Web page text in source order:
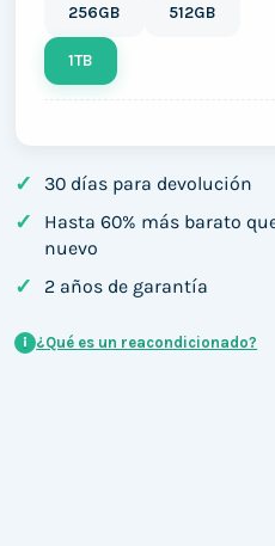
256GB 512GB
1TB
✓ 30 días para devolución
✓
Hasta 60% más barato
nuevo
✓ 2 años de garantía
i ¿Qué es un reacondicionado?